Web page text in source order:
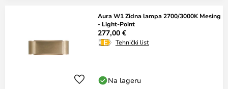
Aura W1 Zidna lampa 2700/3000K Mesing
- Light-Point
277,00 €
Tehnički list
Na lageru